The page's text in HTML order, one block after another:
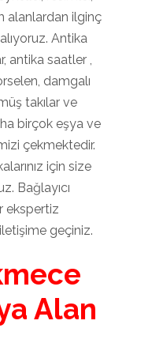
alanlardan ilginç
Antika
antika saatler ,
damgalı
takılar ve
birçok eşya ve
çekmektedir.
için size
Bağlayıcı
ekspertiz
geçiniz.
Alan